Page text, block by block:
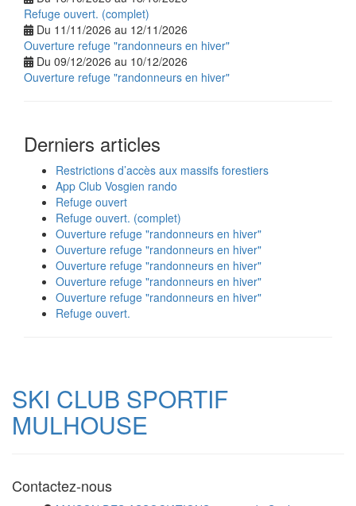
Refuge ouvert. (complet)
Du 11/11/2026 au 12/11/2026
Ouverture refuge "randonneurs en hiver"
Du 09/12/2026 au 10/12/2026
Ouverture refuge "randonneurs en hiver"
Derniers articles
Restrictions d’accès aux massifs forestiers
App Club Vosgien rando
Refuge ouvert
Refuge ouvert. (complet)
Ouverture refuge "randonneurs en hiver"
Ouverture refuge "randonneurs en hiver"
Ouverture refuge "randonneurs en hiver"
Ouverture refuge "randonneurs en hiver"
Ouverture refuge "randonneurs en hiver"
Refuge ouvert.
SKI CLUB SPORTIF
MULHOUSE
Contactez-nous